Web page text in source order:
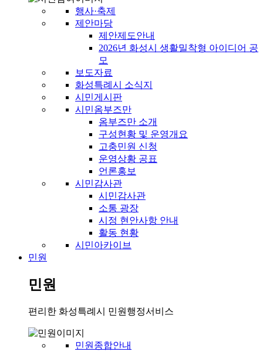
행사·축제
제안마당
제안제도안내
2026년 화성시 생활밀착형 아이디어 공
모
보도자료
화성특례시 소식지
시민게시판
시민옴부즈만
옴부즈만 소개
구성현황 및 운영개요
고충민원 신청
운영상황 공표
언론홍보
시민감사관
시민감사관
소통 광장
시정 현안사항 안내
활동 현황
시민아카이브
민원
민원
편리한 화성특례시 민원행정서비스
민원종합안내